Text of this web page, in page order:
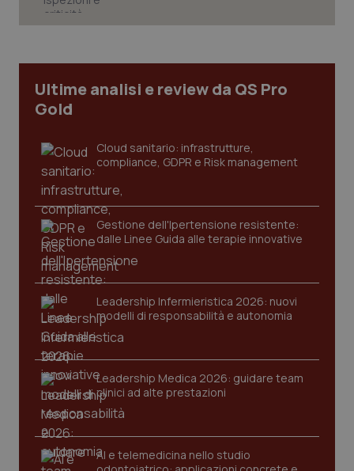
Ultime analisi e review da QS Pro
Gold
Cloud sanitario: infrastrutture,
compliance, GDPR e Risk management
Gestione dell'Ipertensione resistente:
dalle Linee Guida alle terapie innovative
Leadership Infermieristica 2026: nuovi
modelli di responsabilità e autonomia
Leadership Medica 2026: guidare team
clinici ad alte prestazioni
AI e telemedicina nello studio
Nome
CookieScriptConsent
CookieScript
www.quotidianosanita.it